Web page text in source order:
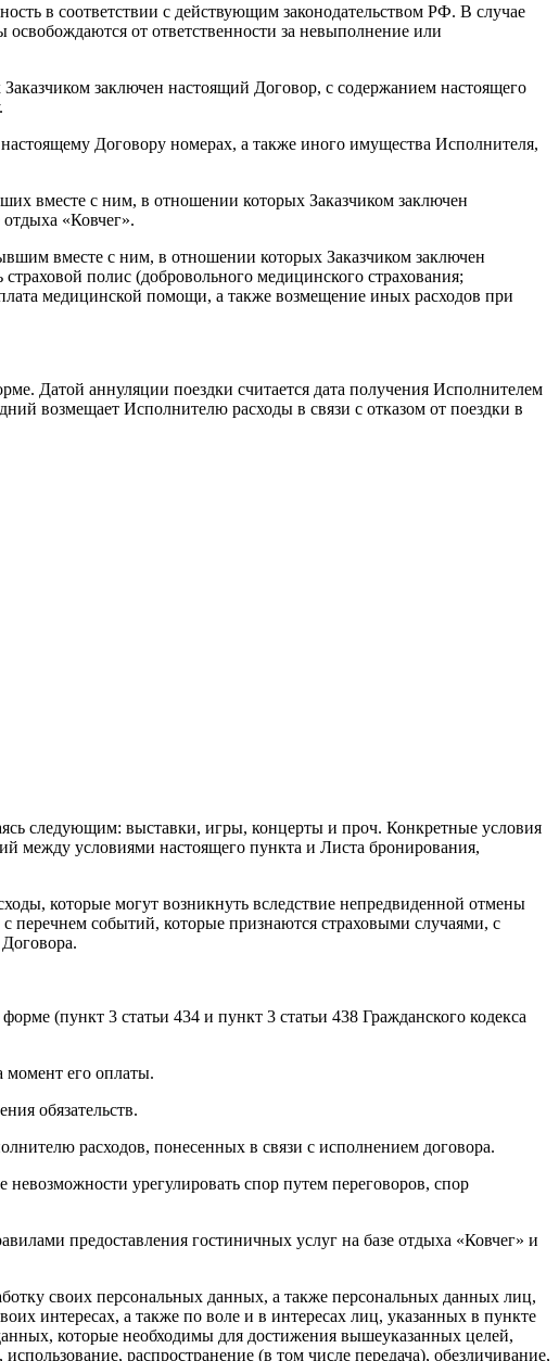
в соответствии с действующим законодательством РФ. В случае
от ответственности за невыполнение или
заключен настоящий Договор, с содержанием настоящего
Договору номерах, а также иного имущества Исполнителя,
вместе с ним, в отношении которых Заказчиком заключен
«Ковчег».
вместе с ним, в отношении которых Заказчиком заключен
полис (добровольного медицинского страхования;
медицинской помощи, а также возмещение иных расходов при
Датой аннуляции поездки считается дата получения Исполнителем
возмещает Исполнителю расходы в связи с отказом от поездки в
следующим: выставки, игры, концерты и проч. Конкретные условия
между условиями настоящего пункта и Листа бронирования,
которые могут возникнуть вследствие непредвиденной отмены
перечнем событий, которые признаются страховыми случаями, с
(пункт 3 статьи 434 и пункт 3 статьи 438 Гражданского кодекса
момент его оплаты.
обязательств.
расходов, понесенных в связи с исполнением договора.
урегулировать спор путем переговоров, спор
предоставления гостиничных услуг на базе отдыха «Ковчег» и
своих персональных данных, а также персональных данных лиц,
интересах, а также по воле и в интересах лиц, указанных в пункте
которые необходимы для достижения вышеуказанных целей,
распространение (в том числе передача), обезличивание,